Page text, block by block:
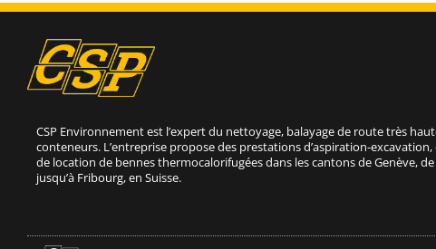
CSP Environnement est l’expert du nettoyage, balayage de route très
conteneurs. L’entreprise propose des prestations d’aspiration-
de location de bennes thermocalorifugées dans les cantons de Genève,
jusqu’à Fribourg, en Suisse.